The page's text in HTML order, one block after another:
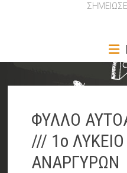
ΦΥΛΛΟ
/// 1ο
ΑΝΑΡΓΥΡΩΝ